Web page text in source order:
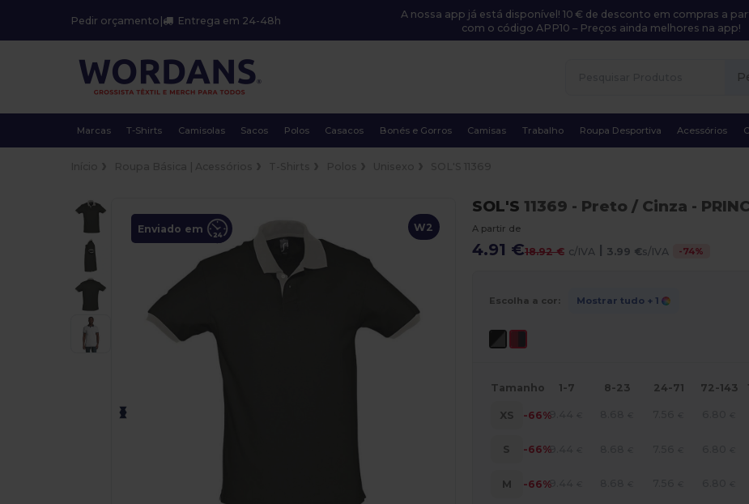
Pedir orçamento | Entrega em 24-48h
A nossa app já está disponível! 10 € de desconto em compras a
com o código APP10 – Preços ainda melhores na app!
Marcas T-Shirts Camisolas Sacos Polos Casacos Bonés e Gorros Camisas Trabalho Roupa Desportiva Acessórios
W2
Enviado em
SOL'S 11369 - Preto / Cinza -
A partir de
4.91 €18.92 € c/IVA | 3.99 €s/IVA -74%
Escolha a cor: Mostrar tudo + 1
Tamanho 1-7 8-23 24-71 72-143
XS -66%9.44
S -66%9.44
M -66%9.44